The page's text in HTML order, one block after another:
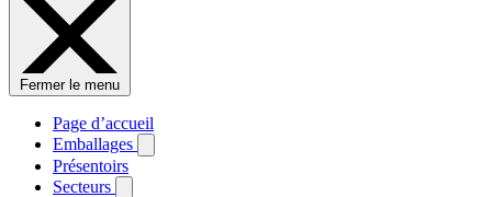
Fermer le menu
Page d’accueil
Emballages
Présentoirs
Secteurs